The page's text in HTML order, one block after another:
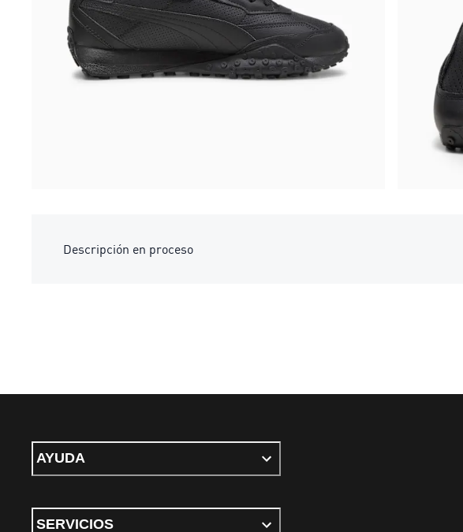
Descripción en proceso
AYUDA
SERVICIOS